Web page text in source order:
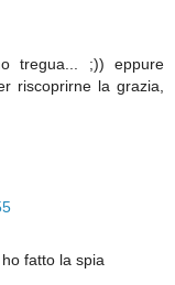
tregua... ;)) eppure
riscoprirne la grazia,
fatto la spia